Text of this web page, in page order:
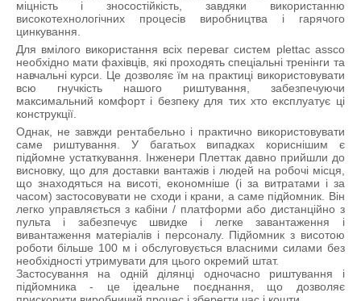
міцність і зносостійкість, завдяки використанню
високотехнологічних процесів виробництва і гарячого
цинкування.
Для вмілого використання всіх переваг систем plettac assco
необхідно мати фахівців, які проходять спеціальні тренінги та
навчальні курси. Це дозволяє їм на практиці використовувати
всю гнучкість нашого риштування, забезпечуючи
максимальний комфорт і безпеку для тих хто експлуатує ці
конструкції.
Однак, не завжди рентабельно і практично використовувати
саме риштування. У багатьох випадках кориснішим є
підйомне устаткування. Інженери Плеттак давно прийшли до
висновку, що для доставки вантажів і людей на робочі місця,
що знаходяться на висоті, економніше (і за витратами і за
часом) застосовувати не сходи і крани, а саме підйомник. Він
легко управляється з кабіни / платформи або дистанційно з
пульта і забезпечує швидке і легке завантаження і
вивантаження матеріалів і персоналу. Підйомник з висотою
роботи більше 100 м і обслуговується власними силами без
необхідності утримувати для цього окремий штат.
Застосування на одній ділянці одночасно риштування і
підйомника - це ідеальне поєднання, що дозволяє